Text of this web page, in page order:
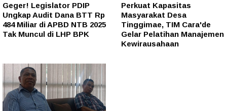
Geger! Legislator PDIP
Ungkap Audit Dana BTT Rp
484 Miliar di APBD NTB 2025
Tak Muncul di LHP BPK
Perkuat Kapasitas
Masyarakat Desa
Tinggimae, TIM Cara'de
Gelar Pelatihan Manajemen
Kewirausahaan